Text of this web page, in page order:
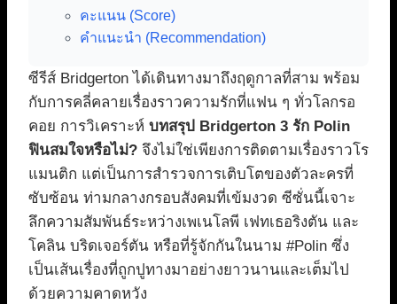
คะแนน (Score)
คำแนะนำ (Recommendation)
ซีรีส์ Bridgerton ได้เดินทางมาถึงฤดูกาลที่สาม พร้อม
กับการคลี่คลายเรื่องราวความรักที่แฟน ๆ ทั่วโลกรอ
คอย การวิเคราะห์ บทสรุป Bridgerton 3 รัก Polin
ฟินสมใจหรือไม่? จึงไม่ใช่เพียงการติดตามเรื่องราวโร
แมนติก แต่เป็นการสำรวจการเติบโตของตัวละครที่
ซับซ้อน ท่ามกลางกรอบสังคมที่เข้มงวด ซีซั่นนี้เจาะ
ลึกความสัมพันธ์ระหว่างเพเนโลพี เฟทเธอริงตัน และ
โคลิน บริดเจอร์ตัน หรือที่รู้จักกันในนาม #Polin ซึ่ง
เป็นเส้นเรื่องที่ถูกปูทางมาอย่างยาวนานและเต็มไป
ด้วยความคาดหวัง